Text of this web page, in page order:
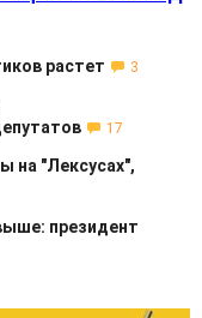
растет 3
17
на "Лексусах",
президент